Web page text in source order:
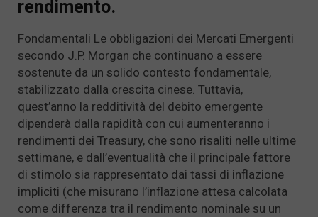
rendimento.
Fondamentali Le obbligazioni dei Mercati Emergenti
secondo J.P. Morgan che continuano a essere
sostenute da un solido contesto fondamentale,
stabilizzato dalla crescita cinese. Tuttavia,
quest’anno la redditività del debito emergente
dipenderà dalla rapidità con cui aumenteranno i
rendimenti dei Treasury, che sono risaliti nelle ultime
settimane, e dall’eventualità che il principale fattore
di stimolo sia rappresentato dai tassi di inflazione
impliciti (che misurano l’inflazione attesa calcolata
come differenza tra il rendimento nominale su un